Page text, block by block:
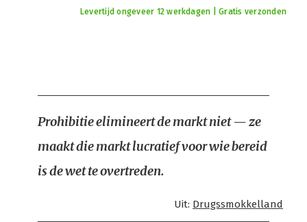
Levertijd ongeveer 12 werkdagen | Gratis verzonden
Prohibitie elimineert de markt niet — ze
maakt die markt lucratief voor wie bereid
is de wet te overtreden.
Uit: Drugssmokkelland